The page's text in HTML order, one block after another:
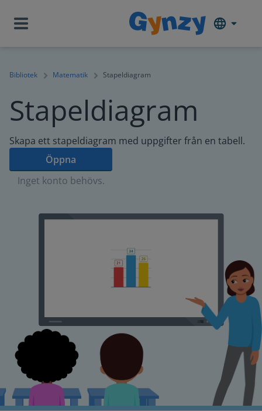
Bibliotek Matematik Stapeldiagram
Stapeldiagram
Skapa ett stapeldiagram med uppgifter från en tabell.
Öppna
Inget konto behövs.